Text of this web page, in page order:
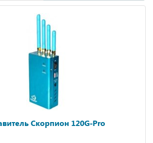
Скорпион 120G-Pro